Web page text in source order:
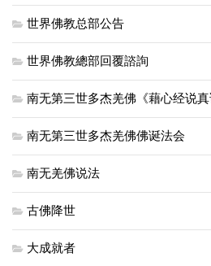
世界佛教总部公告
世界佛教總部回覆諮詢
南无第三世多杰羌佛《藉心经说
南无第三世多杰羌佛佛诞法会
南无羌佛说法
古佛降世
大成就者